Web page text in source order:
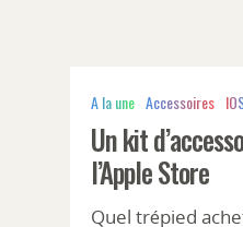
A la une Accessoires
Un kit
l’Apple Store
Quel trépied